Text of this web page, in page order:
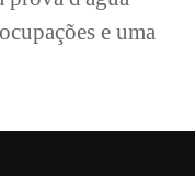
e uma